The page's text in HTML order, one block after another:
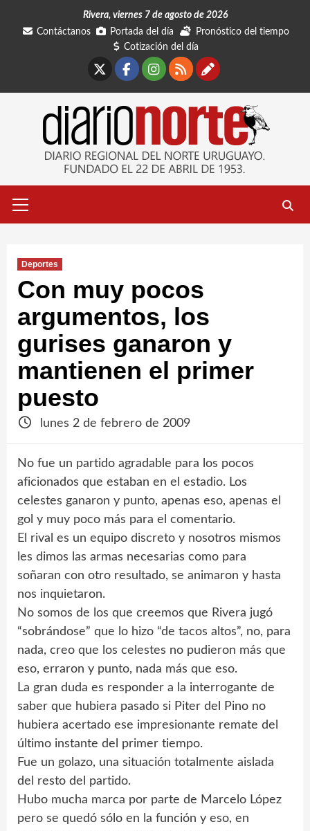
Rivera, viernes 7 de agosto de 2026
Contáctanos
Portada del día
Pronóstico del tiempo
Cotización del día
Facebook
Instagram
RSSContáctanos
primario
Deportes
Con muy pocos
argumentos, los
gurises ganaron y
mantienen el primer
puesto
lunes 2 de febrero de 2009
No fue un partido agradable para los pocos
aficionados que estaban en el estadio. Los
celestes ganaron y punto, apenas eso, apenas el
gol y muy poco más para el comentario.
El rival es un equipo discreto y nosotros mismos
les dimos las armas necesarias como para
soñaran con otro resultado, se animaron y hasta
nos inquietaron.
No somos de los que creemos que Rivera jugó
“sobrándose” que lo hizo “de tacos altos”, no, para
nada, creo que los celestes no pudieron más que
eso, erraron y punto, nada más que eso.
La gran duda es responder a la interrogante de
saber que hubiera pasado si Piter del Pino no
hubiera acertado ese impresionante remate del
último instante del primer tiempo.
Fue un golazo, una situación totalmente aislada
del resto del partido.
Hubo mucha marca por parte de Marcelo López
pero se quedó sólo en la función y eso, en